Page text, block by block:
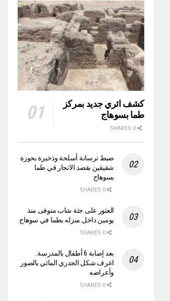
كشف اثري جديد بمركز
طما بسوهاج
ضبط ترسانة أسلحة وذخيرة بحوزة
شقيقين بقصد الاتجار في طما
بسوهاج
العثور على جثة شاب متوفى منذ
يومين داخل منزله بطما في سوهاج
بعد إصابة 6 أطفال بالمدرسة..
اعرف شكل الجدري المائي بالصور
وأعراضه